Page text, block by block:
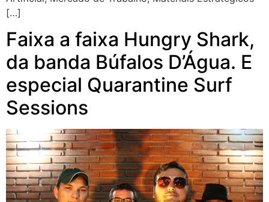
[…]
Faixa a faixa Hungry Shark,
da banda Búfalos D’Água. E
especial Quarantine Surf
Sessions